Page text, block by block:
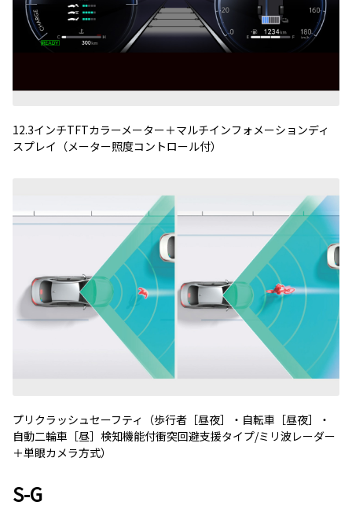
12.3インチTFTカラーメーター＋マルチインフォメーションディ
スプレイ（メーター照度コントロール付）
プリクラッシュセーフティ（歩行者［昼夜］・自転車［昼夜］・
自動二輪車［昼］検知機能付衝突回避支援タイプ/ミリ波レーダー
＋単眼カメラ方式）
S-G